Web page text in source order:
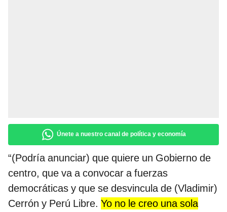
Únete a nuestro canal de política y economía
“(Podría anunciar) que quiere un Gobierno de
centro, que va a convocar a fuerzas
democráticas y que se desvincula de (Vladimir)
Cerrón y Perú Libre. Yo no le creo una sola